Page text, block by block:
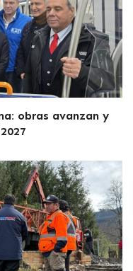
obras avanzan y